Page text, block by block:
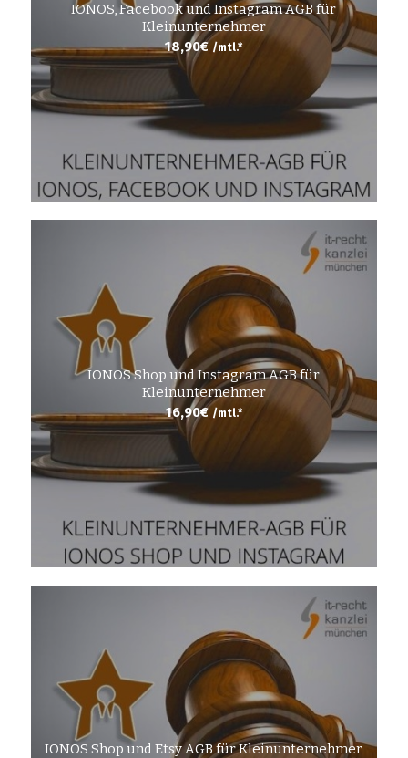
IONOS, Facebook und Instagram AGB für
Kleinunternehmer
18,90€ /mtl.*
IONOS Shop und Instagram AGB für
Kleinunternehmer
16,90€ /mtl.*
IONOS Shop und Etsy AGB für Kleinunternehmer